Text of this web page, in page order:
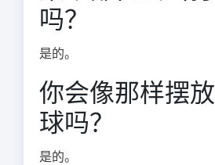
吗？
是的。
你会像那样摆放
球吗？
是的。